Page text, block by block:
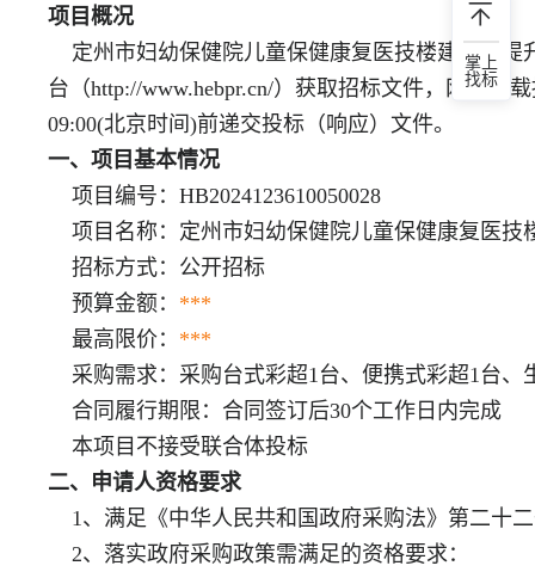
项目概况
定州市妇幼保健院儿童保健康复医技楼建设及提
台（http://www.hebpr.cn/）获取招标文件，网上下
09:00(北京时间)前递交投标（响应）文件。
一、项目基本情况
项目编号：HB2024123610050028
项目名称：定州市妇幼保健院儿童保健康复医技
招标方式：公开招标
预算金额： ***
最高限价： ***
采购需求：采购台式彩超1台、便携式彩超1台、
合同履行期限：合同签订后30个工作日内完成
本项目不接受联合体投标
二、申请人资格要求
1、满足《中华人民共和国政府采购法》第二十
2、落实政府采购政策需满足的资格要求：
掌上
找标